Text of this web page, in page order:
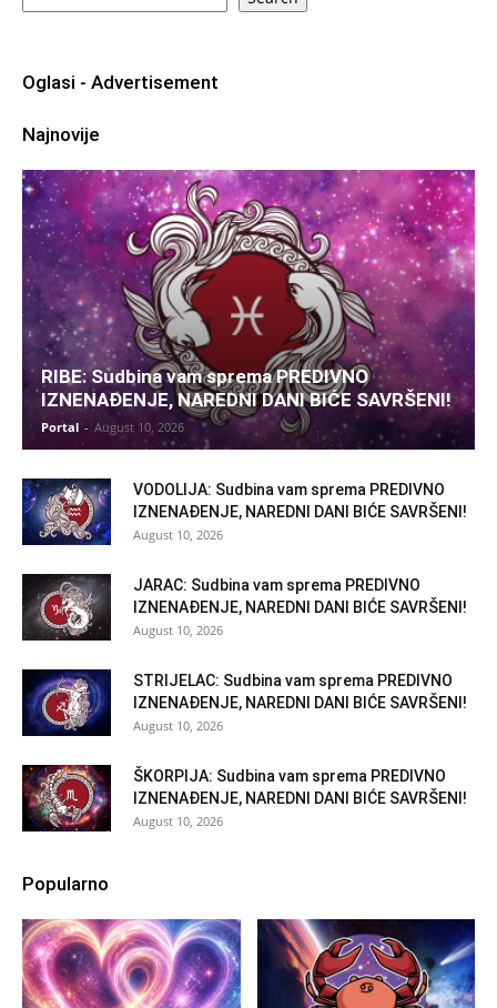
Oglasi - Advertisement
Najnovije
RIBE: Sudbina vam sprema PREDIVNO
IZNENAĐENJE, NAREDNI DANI BIĆE SAVRŠENI!
Portal - August 10, 2026
VODOLIJA: Sudbina vam sprema PREDIVNO
IZNENAĐENJE, NAREDNI DANI BIĆE SAVRŠENI!
August 10, 2026
JARAC: Sudbina vam sprema PREDIVNO
IZNENAĐENJE, NAREDNI DANI BIĆE SAVRŠENI!
August 10, 2026
STRIJELAC: Sudbina vam sprema PREDIVNO
IZNENAĐENJE, NAREDNI DANI BIĆE SAVRŠENI!
August 10, 2026
ŠKORPIJA: Sudbina vam sprema PREDIVNO
IZNENAĐENJE, NAREDNI DANI BIĆE SAVRŠENI!
August 10, 2026
Popularno